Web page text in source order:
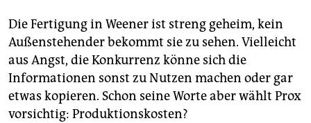
Die Fertigung in Weener ist streng geheim, kein
Außenstehender bekommt sie zu sehen. Vielleicht
aus Angst, die Konkurrenz könne sich die
Informationen sonst zu Nutzen machen oder gar
etwas kopieren. Schon seine Worte aber wählt Prox
vorsichtig: Produktionskosten?